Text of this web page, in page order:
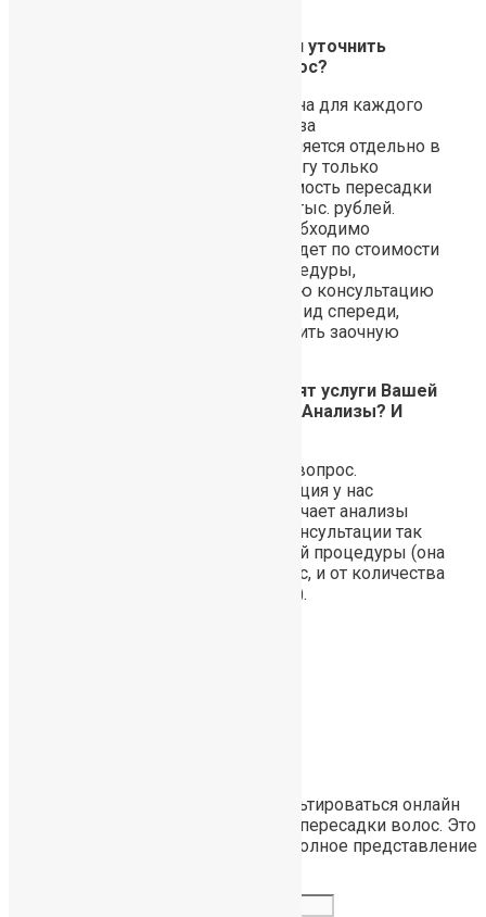
Вопрос: Здравствуйте. Я хотел уточнить
сколько стоит пересадка волос?
Пересадка волос индивидуальна для каждого
пациента, поэтому и стоимость за
трансплантацию волос определяется отдельно в
каждом конкретном случае. Могу только
сказать, что минимальная стоимость пересадки
волос на голову составляет 50 тыс. рублей.
Чтобы понять, сколько Вам необходимо
пересаживать волос, что это будет по стоимости
и по времени проведения процедуры,
приезжайте к нам на бесплатную консультацию
или присылайте фото головы (вид спереди,
сверху и затылок), чтобы получить заочную
Вопрос: Скажите сколько стоят услуги Вашей
клиники? Первичный осмотр? Анализы? И
Здравствуйте! Спасибо за Ваш вопрос.
Первичный осмотр и консультация у нас
бесплатны. Далее доктор назначает анализы
(если они потребуются). И на консультации так
же формируется стоимость всей процедуры (она
зависит от степени потери волос, и от количества
FU которое будут показано Вам).
У вас есть возможность проконсультироваться онлайн
совершенно бесплатно по вопросу пересадки волос. Это
занимает 30 минут, и вы получите полное представление